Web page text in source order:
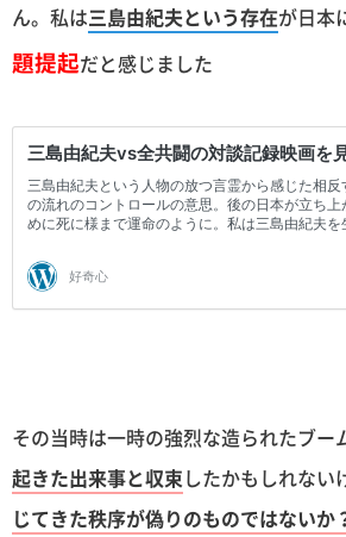
ん。私は三島由紀夫という存在が日本
題提起だと感じました
その当時は一時の強烈な造られたブー
起きた出来事と収束したかもしれない
じてきた秩序が偽りのものではないか